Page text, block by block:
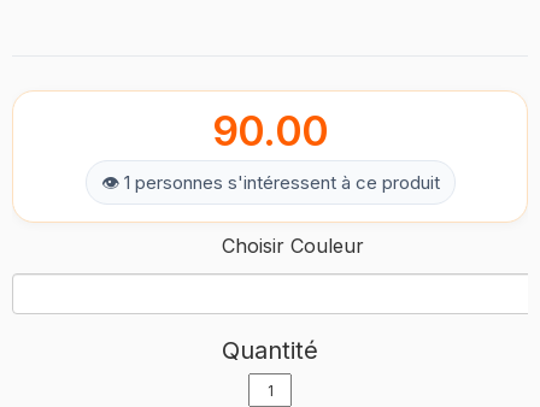
90.00
👁 1 personnes s'intéressent à ce produit
Choisir Couleur
Quantité